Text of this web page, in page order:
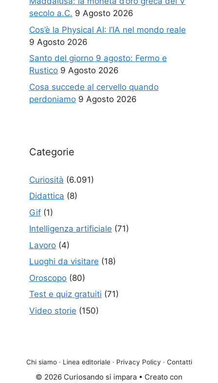
secolo a.C. 9 Agosto 2026
Cos’è la Physical AI: l’IA nel mondo reale
9 Agosto 2026
Santo del giorno 9 agosto: Fermo e
Rustico 9 Agosto 2026
Cosa succede al cervello quando
perdoniamo 9 Agosto 2026
Categorie
Curiosità (6.091)
Didattica (8)
Gif (1)
Intelligenza artificiale (71)
Lavoro (4)
Luoghi da visitare (18)
Oroscopo (80)
Test e quiz gratuiti (71)
Video storie (150)
Chi siamo · Linea editoriale · Privacy Policy · Contatti
© 2026 Curiosando si impara • Creato con